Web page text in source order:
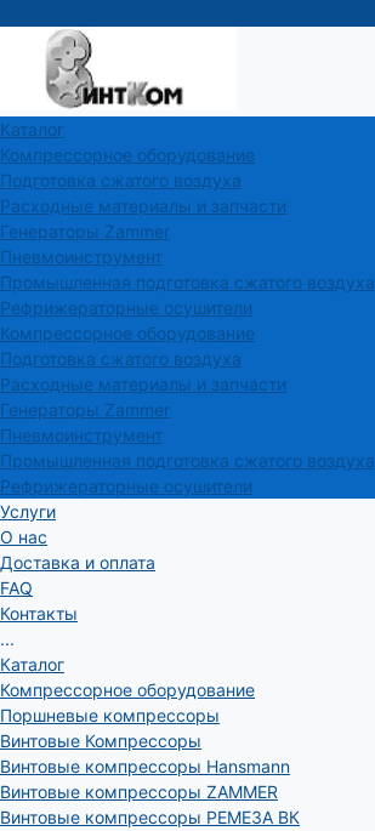
Каталог
Компрессорное оборудование
Подготовка сжатого воздуха
Расходные материалы и запчасти
Генераторы Zammer
Пневмоинструмент
Промышленная подготовка сжатого воздуха
Рефрижераторные осушители
Компрессорное оборудование
Подготовка сжатого воздуха
Расходные материалы и запчасти
Генераторы Zammer
Пневмоинструмент
Промышленная подготовка сжатого воздуха
Рефрижераторные осушители
Услуги
О нас
Доставка и оплата
FAQ
Контакты
...
Каталог
Компрессорное оборудование
Поршневые компрессоры
Винтовые Компрессоры
Винтовые компрессоры Hansmann
Винтовые компрессоры ZAMMER
Винтовые компрессоры РЕМЕЗА ВК